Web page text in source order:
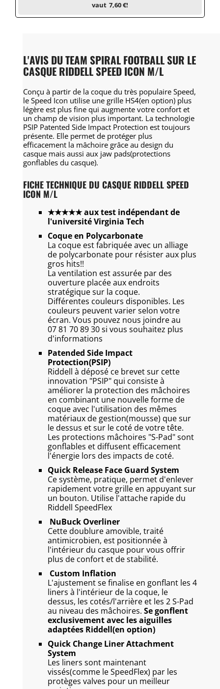
vaut 7,60 €!
L'AVIS DU TEAM SPIRAL FOOTBALL SUR LE
CASQUE RIDDELL SPEED ICON M/L
Conçu à partir de la coque du très populaire Speed,
le Speed Icon utilise une grille HS4(en option) plus
légère est plus fine qui augmente votre confort et
un champ de vision plus important. La technologie
PSIP Patented Side Impact Protection est toujours
présente. Elle permet de protéger plus
efficacement la mâchoire grâce au design du
casque mais aussi aux jaw pads(protections
gonflables du casque).
FICHE TECHNIQUE DU CASQUE RIDDELL SPEED
ICON M/L
★★★★★ aux test indépendant de
l'université Virginia Tech
Coque en Polycarbonate
La coque est fabriquée avec un alliage
de polycarbonate pour résister aux plus
gros hits!!
La ventilation est assurée par des
ouverture placée aux endroits
stratégique sur la coque.
Différentes couleurs disponibles. Les
couleurs peuvent varier selon votre
écran. Vous pouvez nous joindre au
07 81 70 89 30 si vous souhaitez plus
d'informations
Patended Side Impact
Protection(PSIP)
Riddell à déposé ce brevet sur cette
innovation "PSIP" qui consiste à
améliorer la protection des mâchoires
en combinant une nouvelle forme de
coque avec l'utilisation des mêmes
matériaux de gestion(mousse) que sur
le dessus et sur le coté de votre tête.
Les protections mâchoires "S-Pad" sont
gonflables et diffusent efficacement
l'énergie lors des impacts de coté.
Quick Release Face Guard System
Ce système, pratique, permet d'enlever
rapidement votre grille en appuyant sur
un bouton. Utilise l'attache rapide du
Riddell SpeedFlex
NuBuck Overliner
Cette doublure amovible, traité
antimicrobien, est positionnée à
l'intérieur du casque pour vous offrir
plus de confort et de stabilité.
Custom Inflation
L'ajustement se finalise en gonflant les 4
liners à l'intérieur de la coque, le
dessus, les cotés/l'arrière et les 2 S-Pad
au niveau des mâchoires. Se gonflent
exclusivement avec les aiguilles
adaptées Riddell(en option)
Quick Change Liner Attachment
System
Les liners sont maintenant
vissés(comme le SpeedFlex) par les
protèges valves pour un meilleur